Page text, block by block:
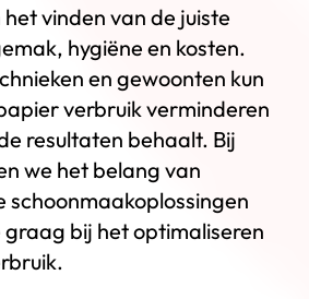
vinden van de juiste
hygiëne en kosten.
en gewoonten kun
verbruik verminderen
resultaten behaalt. Bij
we het belang van
schoonmaakoplossingen
graag bij het optimaliseren